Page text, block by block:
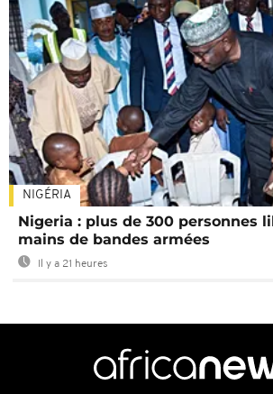
NIGÉRIA
Nigeria : plus de 300 personnes
mains de bandes armées
Il y a 21 heures